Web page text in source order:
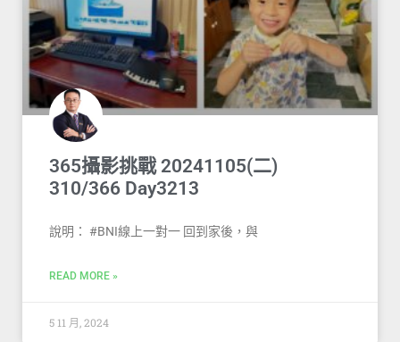
365攝影挑戰 20241105(二)
310/366 Day3213
說明： #BNI線上一對一 回到家後，與
READ MORE »
5 11 月, 2024